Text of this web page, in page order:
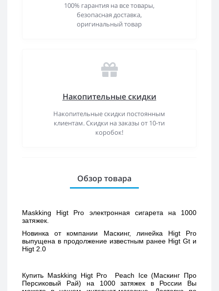
100% гарантия на все товары,
безопасная доставка,
оригинальный товар
Накопительные скидки
Накопительные скидки постоянным
клиентам. Скидки на заказы от 10-ти
коробок!
Обзор товара
Maskking Higt Pro электронная сигарета на 1000
затяжек.
Новинка от компании Маскинг, линейка Higt Pro
выпущена в продолжение известным ранее Higt Gt и
Higt 2.0
Купить Maskking Higt Pro  Peach Ice (Маскинг Про
Персиковый Рай) на 1000 затяжек в России Вы